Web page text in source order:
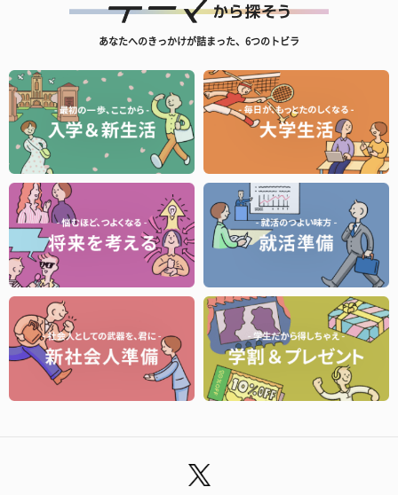
あなたへのきっかけが詰まった、6つのトビラ